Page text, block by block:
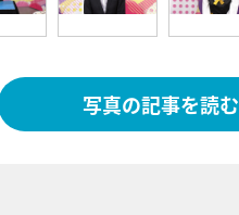
写真の記事を読む